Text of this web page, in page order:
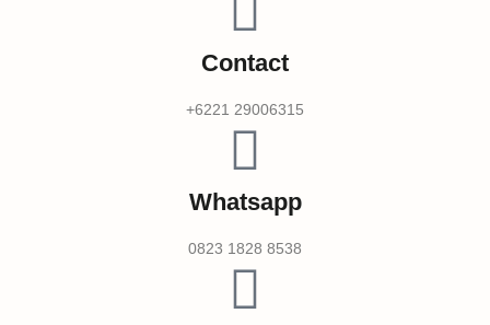
Contact
+6221 29006315
Whatsapp
0823 1828 8538